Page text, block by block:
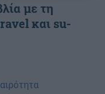
με τη
και su-